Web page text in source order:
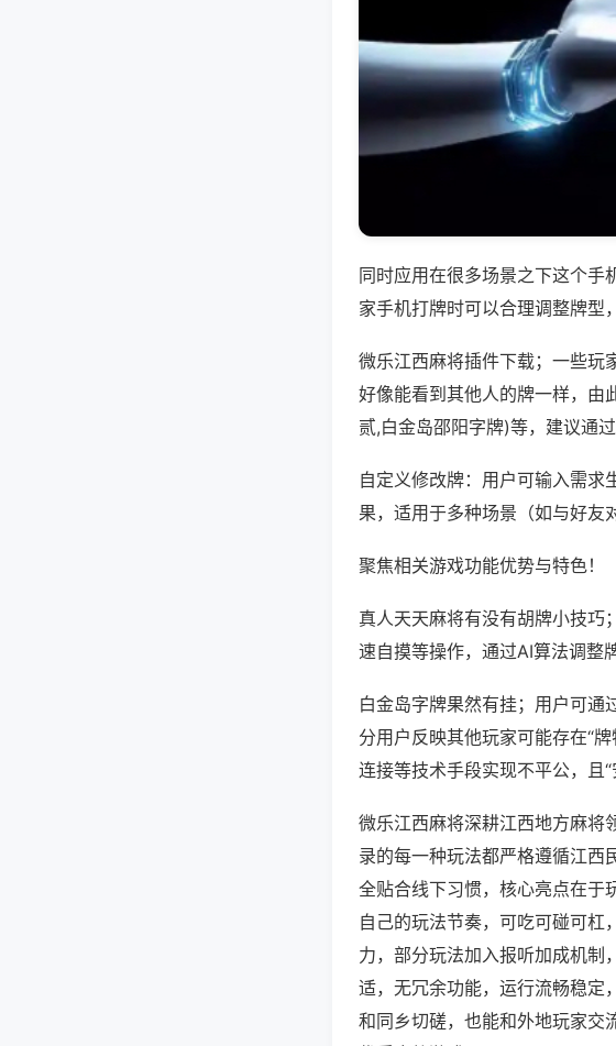
同时应用在很多场景之下这个手
家手机打牌时可以合理调整牌型
微乐江西麻将插件下载；一些玩
好像能看到其他人的牌一样，由
贰,白金岛邵阳字牌)等，建议通
自定义修改牌：用户可输入需求
果，适用于多种场景（如与好友
聚焦相关游戏功能优势与特色！
真人天天麻将有没有胡牌小技巧
速自摸等操作，通过AI算法调整
白金岛字牌果然有挂；用户可通
分用户反映其他玩家可能存在“
连接等技术手段实现不平公，且“
微乐江西麻将深耕江西地方麻将
录的每一种玩法都严格遵循江西
全贴合线下习惯，核心亮点在于
自己的玩法节奏，可吃可碰可杠
力，部分玩法加入报听加成机制
适，无冗余功能，运行流畅稳定
和同乡切磋，也能和外地玩家交